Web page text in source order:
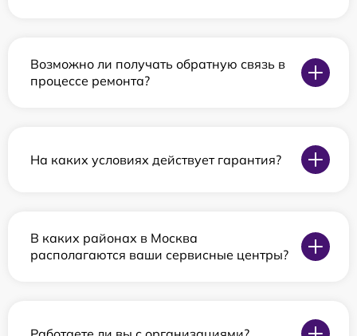
Возможно ли получать обратную связь в
процессе ремонта?
На каких условиях действует гарантия?
В каких районах в Москва
располагаются ваши сервисные центры?